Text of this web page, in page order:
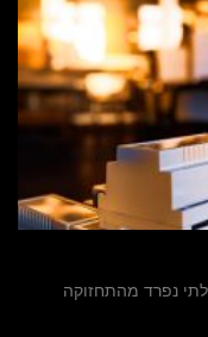
נפרד מהתחזוקה